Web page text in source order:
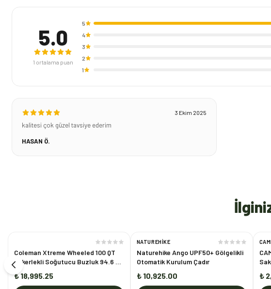
5.0
1 ortalama puan
5
4
3
2
1
3 Ekim 2025
kalitesi çok güzel tavsiye ederim
HASAN Ö.
Coleman Xtreme Wheeled 100 QT
Tekerlekli Soğutucu Buzluk 94.6 Lt
LACİVERT
₺ 18,995.25
NATUREHIKE
Naturehike Ango UPF50+ Gölgelikli
Otomatik Kurulum Çadır
₺ 10,925.00 ₺